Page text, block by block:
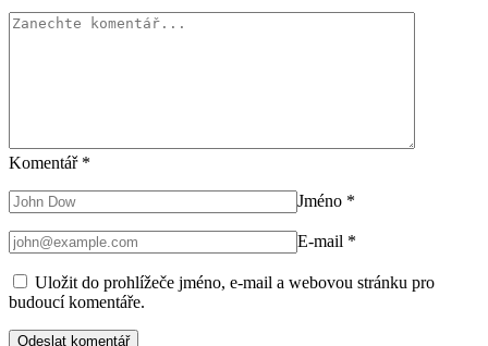
Komentář *
Jméno *
E-mail *
Uložit do prohlížeče jméno, e-mail a webovou stránku pro
budoucí komentáře.